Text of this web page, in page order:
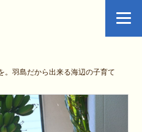
。羽島だから出来る海辺の子育て